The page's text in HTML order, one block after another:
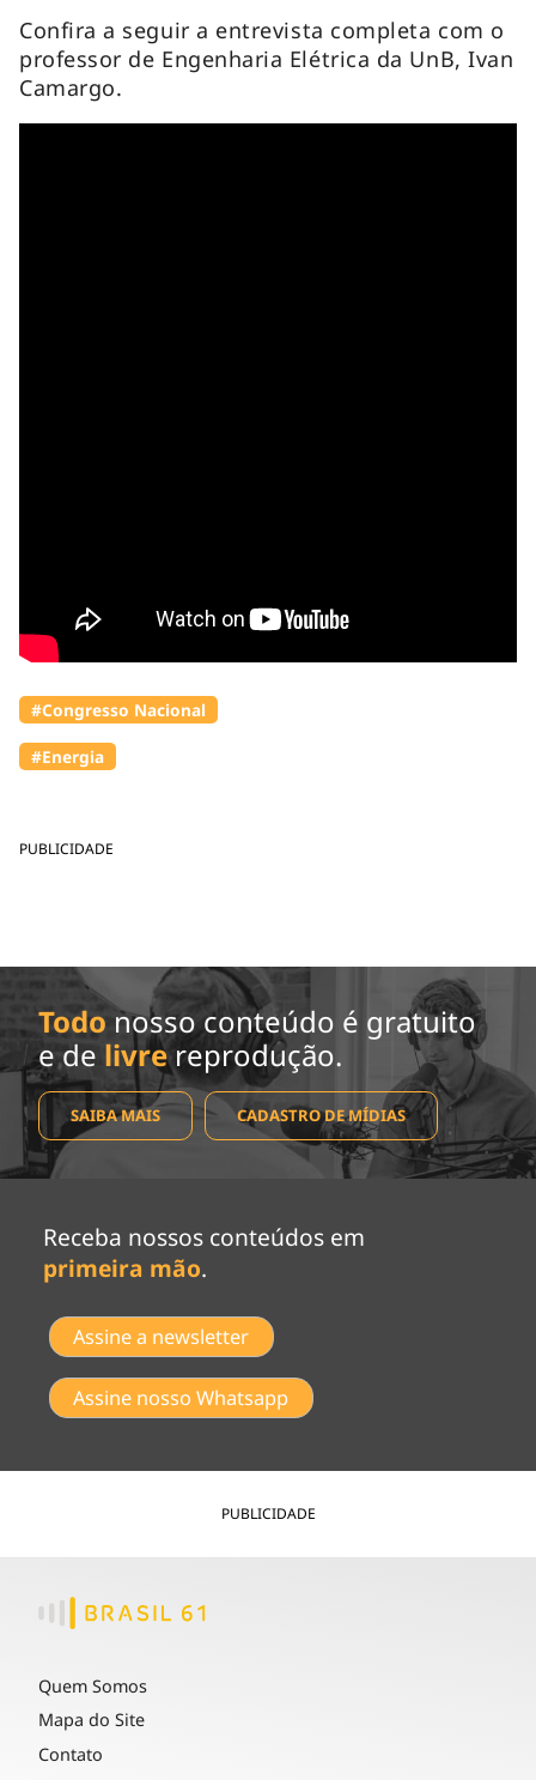
PUBLICIDADE
Confira a seguir a entrevista completa com o
professor de Engenharia Elétrica da UnB, Ivan
Camargo.
#Congresso Nacional
#Energia
Todo nosso conteúdo é gratuito
e de livrereprodução.
SAIBA MAIS CADASTRO DE MÍDIAS
Receba nossos conteúdos em
primeira mão.
Assine a newsletter
Assine nosso Whatsapp
PUBLICIDADE
Quem Somos
Mapa do Site
Contato